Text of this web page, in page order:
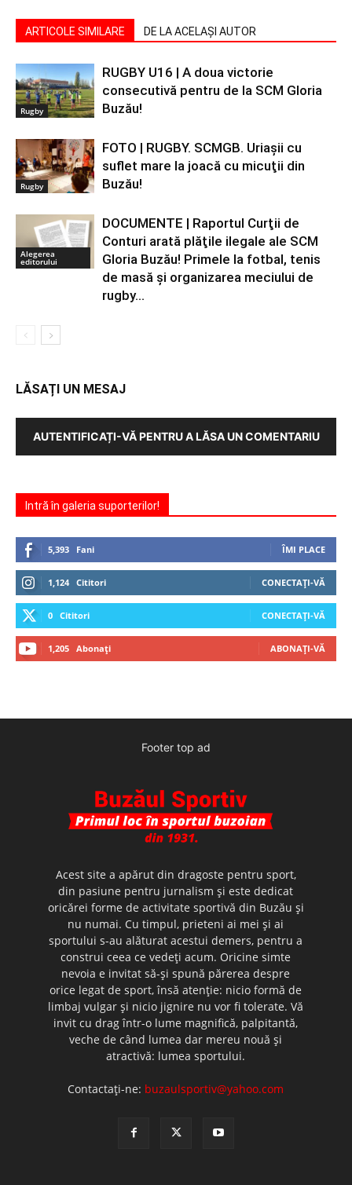
ARTICOLE SIMILARE DE LA ACELAȘI AUTOR
Rugby
RUGBY U16 | A doua victorie
consecutivă pentru de la SCM Gloria
Buzău!
Rugby
FOTO | RUGBY. SCMGB. Uriaşii cu
suflet mare la joacă cu micuţii din
Buzău!
Alegerea
editorului
DOCUMENTE | Raportul Curţii de
Conturi arată plăţile ilegale ale SCM
Gloria Buzău! Primele la fotbal, tenis
de masă şi organizarea meciului de
rugby...
LĂSAȚI UN MESAJ
AUTENTIFICAȚI-VĂ PENTRU A LĂSA UN COMENTARIU
Intră în galeria suporterilor!
5,393 Fani ÎMI PLACE
1,124 Cititori CONECTAȚI-VĂ
0 Cititori CONECTAȚI-VĂ
1,205 Abonați ABONAȚI-VĂ
Footer top ad
Acest site a apărut din dragoste pentru sport,
din pasiune pentru jurnalism şi este dedicat
oricărei forme de activitate sportivă din Buzău şi
nu numai. Cu timpul, prieteni ai mei şi ai
sportului s-au alăturat acestui demers, pentru a
construi ceea ce vedeţi acum. Oricine simte
nevoia e invitat să-şi spună părerea despre
orice legat de sport, însă atenţie: nicio formă de
limbaj vulgar şi nicio jignire nu vor fi tolerate. Vă
invit cu drag într-o lume magnifică, palpitantă,
veche de când lumea dar mereu nouă şi
atractivă: lumea sportului.
Contactați-ne: buzaulsportiv@yahoo.com